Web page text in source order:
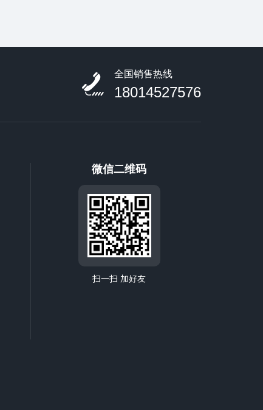
全国销售热线
18014527576
微信二维码
扫一扫 加好友